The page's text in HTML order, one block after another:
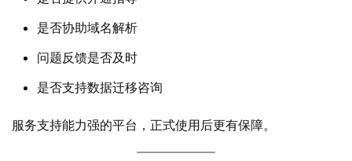
是否协助域名解析
问题反馈是否及时
是否支持数据迁移咨询
服务支持能力强的平台，正式使用后更有保障。